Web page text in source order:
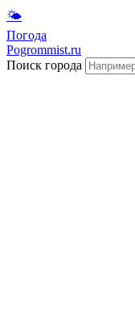
🌤
Погода
Pogrommist.ru
Поиск города